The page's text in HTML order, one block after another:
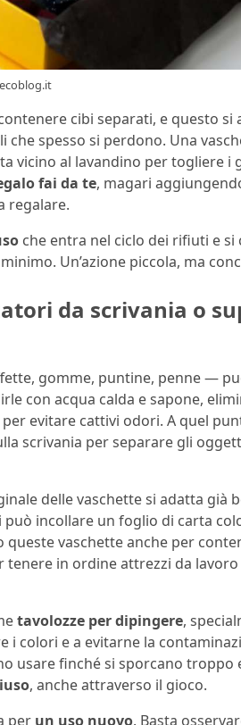
cibi separati, e questo si
che spesso si perdono. Una
vicino al lavandino per togliere i
fai da te, magari
regalare.
che entra nel ciclo dei rifiuti e si
Un’azione piccola, ma
da scrivania o
gomme, puntine, penne —
con acqua calda e sapone,
evitare cattivi odori. A quel
scrivania per separare gli
delle vaschette si adatta già
può incollare un foglio di carta
vaschette anche per
tenere in ordine attrezzi da lavoro
tavolozze per dipingere,
colori e a evitarne la
usare finché si sporcano troppo
, anche attraverso il gioco.
per un uso nuovo. Basta